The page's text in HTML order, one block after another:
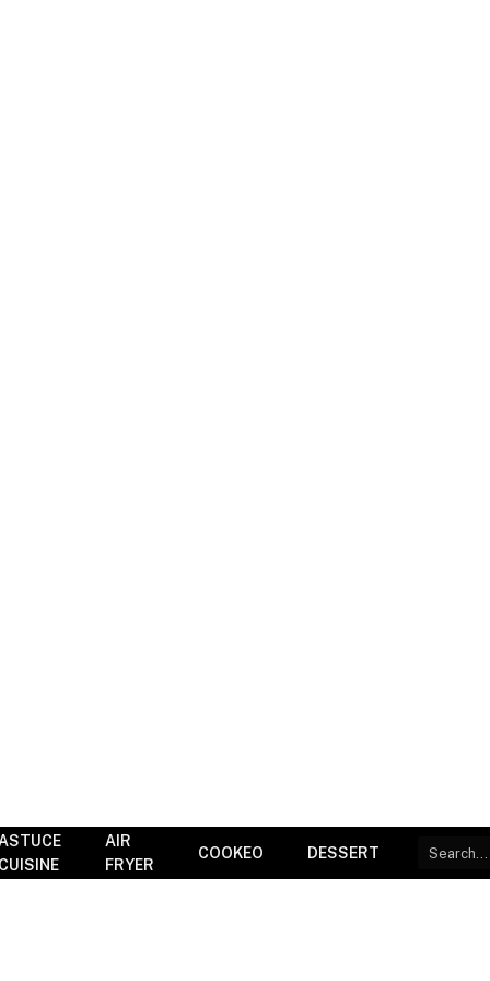
ASTUCE
CUISINE
AIR
FRYER
COOKEO DESSERT